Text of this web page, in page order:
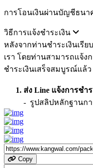
การโอนเงินผ่านบัญชีธนา
วิธีการแจ้งชำระเงิน
หลังจากท่านชำระเงินเรี
เรา โดยท่านสามารถแจ้
ชำระเงินเสร็จสมบูรณ์แล้ว
1. ส่ง Line แจ้งการชำร
- รูปสลิปหลักฐานการ
Copy